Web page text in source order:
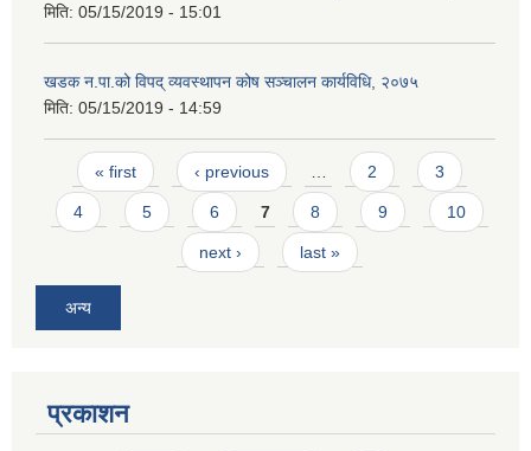
मिति: 05/15/2019 - 15:01
खडक न.पा.को विपद् व्यवस्थापन कोष सञ्चालन कार्यविधि, २०७५
मिति: 05/15/2019 - 14:59
Pages
« first ‹ previous … 2 3
4 5 6 7 8 9 10
next › last »
अन्य
प्रकाशन